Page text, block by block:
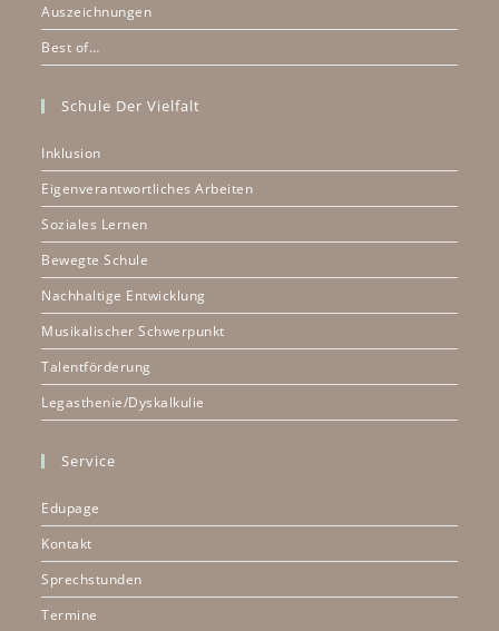
Auszeichnungen
Best of…
Schule Der Vielfalt
Inklusion
Eigenverantwortliches Arbeiten
Soziales Lernen
Bewegte Schule
Nachhaltige Entwicklung
Musikalischer Schwerpunkt
Talentförderung
Legasthenie/Dyskalkulie
Service
Edupage
Kontakt
Sprechstunden
Termine